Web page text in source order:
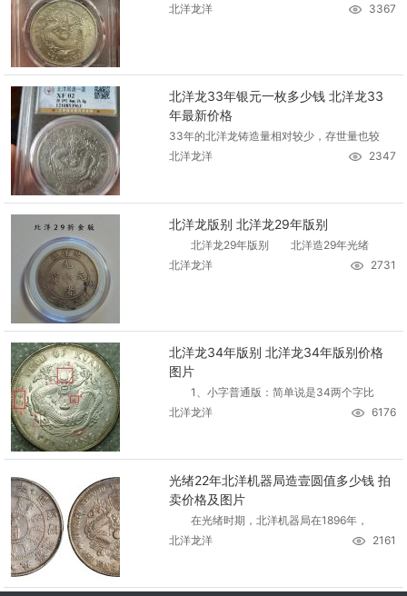
北洋龙洋
3367
北洋龙33年银元一枚多少钱 北洋龙33
年最新价格
33年的北洋龙铸造量相对较少，存世量也较
北洋龙洋
2347
北洋龙版别 北洋龙29年版别
北洋龙29年版别 北洋造29年光绪
北洋龙洋
2731
北洋龙34年版别 北洋龙34年版别价格
图片
1、小字普通版：简单说是34两个字比
北洋龙洋
6176
光绪22年北洋机器局造壹圆值多少钱 拍
卖价格及图片
在光绪时期，北洋机器局在1896年，
北洋龙洋
2161